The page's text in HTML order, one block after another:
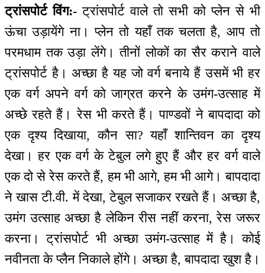
ट्रांसपोर्ट विंग:- ट्रांसपोर्ट वाले तो सभी को प्लेन से भी
ऊंचा उड़ायेंगे ना। प्लेन तो यहाँ तक चलता है, आप तो
परमधाम तक उड़ा लेंगे। तीनों लोकों का सैर कराने वाले
ट्रांसपोर्ट है। अच्छा है यह जो वर्ग बनाये हैं उसमें भी हर
एक वर्ग अपने वर्ग को जाग्रत करने के उमंग-उत्साह में
अच्छे रहते हैं। रेस भी करते हैं। पाण्डवों ने बापदादा को
एक दृश्य दिखाया, कौन सा? यहाँ शान्तिवन का दृश्य
देखा। हर एक वर्ग के टेबुल लगे हुए हैं और हर वर्ग वाले
एक दो से रेस करते हैं, हम भी आगे, हम भी आगे। बापदादा
ने खास टी.वी. में देखा, टेबुल सजाकर रखते हैं। अच्छा है,
उमंग उत्साह अच्छा है लेकिन रीस नहीं करना, रेस जरूर
करना। ट्रांसपोर्ट भी अच्छा उमंग-उत्साह में है। कोई
नवीनता के प्लैन निकाले होंगे। अच्छा है, बापदादा खुश है।